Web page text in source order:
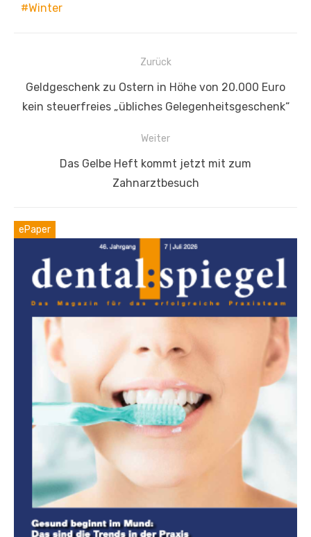
Winter
Beitragsnavigation
Zurück
Vorheriger
Geldgeschenk zu Ostern in Höhe von 20.000 Euro
kein steuerfreies „übliches Gelegenheitsgeschenk“
Weiter
Das Gelbe Heft kommt jetzt mit zum
Zahnarztbesuch
ePaper